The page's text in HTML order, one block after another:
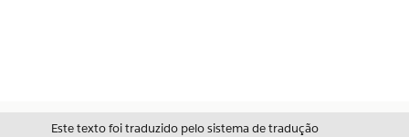
Este texto foi traduzido pelo sistema de tradução